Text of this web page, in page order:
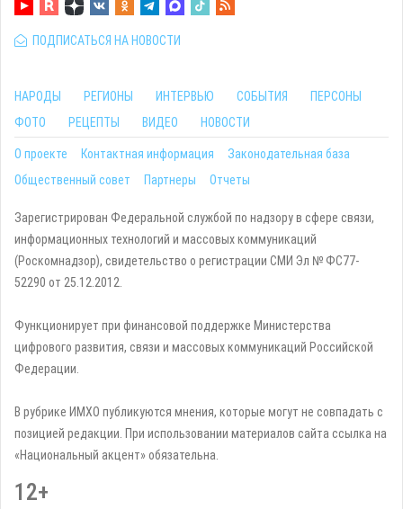
ПОДПИСАТЬСЯ НА НОВОСТИ
НАРОДЫ РЕГИОНЫ ИНТЕРВЬЮ СОБЫТИЯ
ПЕРСОНЫ
ФОТО
РЕЦЕПТЫ ВИДЕО НОВОСТИ
О проекте Контактная информация
Законодательная база
Общественный совет
Партнеры Отчеты
Зарегистрирован Федеральной службой по надзору в сфере связи,
информационных технологий и массовых коммуникаций
(Роскомнадзор), свидетельство о регистрации СМИ Эл № ФС77-
52290 от 25.12.2012.
Функционирует при финансовой поддержке Министерства
цифрового развития, связи и массовых коммуникаций Российской
Федерации.
В рубрике ИМХО публикуются мнения, которые могут не совпадать с
позицией редакции. При использовании материалов сайта ссылка на
«Национальный акцент» обязательна.
12+